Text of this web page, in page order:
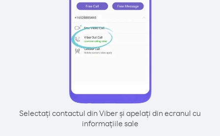
Selectați contactul din Viber și apelați din ecranul cu
informațiile sale